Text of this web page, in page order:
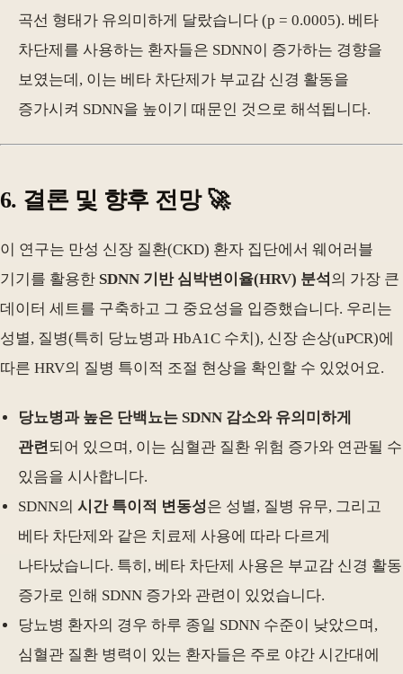
곡선 형태가 유의미하게 달랐습니다 (p = 0.0005). 베타
차단제를 사용하는 환자들은 SDNN이 증가하는 경향을
보였는데, 이는 베타 차단제가 부교감 신경 활동을
증가시켜 SDNN을 높이기 때문인 것으로 해석됩니다.
6. 결론 및 향후 전망 🚀
이 연구는 만성 신장 질환(CKD) 환자 집단에서 웨어러블
기기를 활용한 SDNN 기반 심박변이율(HRV) 분석 의 가장 큰
데이터 세트를 구축하고 그 중요성을 입증했습니다. 우리는
성별, 질병(특히 당뇨병과 HbA1C 수치), 신장 손상(uPCR)에
따른 HRV의 질병 특이적 조절 현상을 확인할 수 있었어요.
당뇨병과 높은 단백뇨는 SDNN 감소와 유의미하게
관련 되어 있으며, 이는 심혈관 질환 위험 증가와 연관될 수
있음을 시사합니다.
SDNN의 시간 특이적 변동성은 성별, 질병 유무, 그리고
베타 차단제와 같은 치료제 사용에 따라 다르게
나타났습니다. 특히, 베타 차단제 사용은 부교감 신경 활동
증가로 인해 SDNN 증가와 관련이 있었습니다.
당뇨병 환자의 경우 하루 종일 SDNN 수준이 낮았으며,
심혈관 질환 병력이 있는 환자들은 주로 야간 시간대에